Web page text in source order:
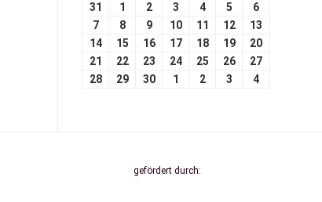
31 1 2 3 4 5
6
7
8 9 10 11 12
13
14
15 16 17 18 19
20
21
22 23 24 25 26
27
28
29 30 1 2 3 4
gefördert durch: